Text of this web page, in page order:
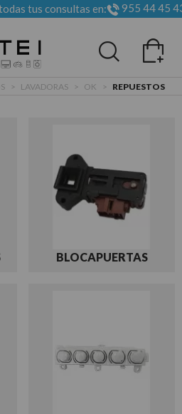
tus consultas en: 955 44 45
> LAVADORAS > OK > REPUESTOS
BLOCAPUERTAS